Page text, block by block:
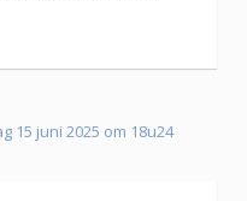
15 juni 2025 om 18u24